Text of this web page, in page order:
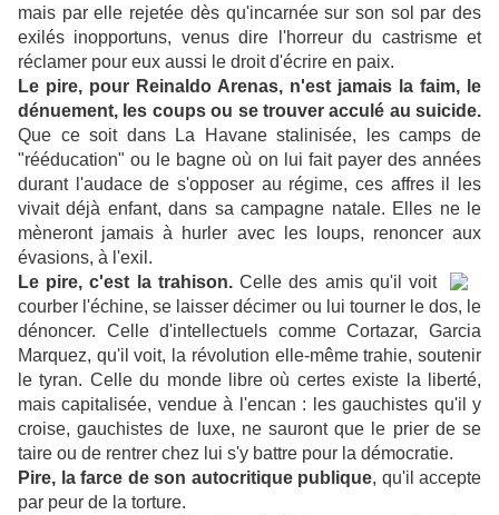
mais par elle rejetée dès qu'incarnée sur son sol par des
exilés inopportuns, venus dire l'horreur du castrisme et
réclamer pour eux aussi le droit d'écrire en paix.
Le pire, pour Reinaldo Arenas, n'est jamais la faim, le
dénuement, les coups ou se trouver acculé au suicide.
Que ce soit dans La Havane stalinisée, les camps de
"rééducation" ou le bagne où on lui fait payer des années
durant l'audace de s'opposer au régime, ces affres il les
vivait déjà enfant, dans sa campagne natale. Elles ne le
mèneront jamais à hurler avec les loups, renoncer aux
évasions, à l'exil.
Le pire, c'est la trahison.Celle des amis qu'il voit
courber l'échine, se laisser décimer ou lui tourner le dos, le
dénoncer. Celle d'intellectuels comme Cortazar, Garcia
Marquez, qu'il voit, la révolution elle-même trahie, soutenir
le tyran. Celle du monde libre où certes existe la liberté,
mais capitalisée, vendue à l'encan : les gauchistes qu'il y
croise, gauchistes de luxe, ne sauront que le prier de se
taire ou de rentrer chez lui s'y battre pour la démocratie.
Pire, la farce de son autocritique publique, qu'il accepte
par peur de la torture.